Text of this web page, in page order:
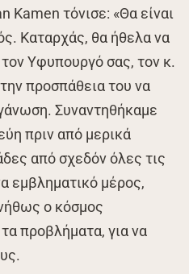
Kamen τόνισε: «Θα είναι
Καταρχάς, θα ήθελα να
Υφυπουργό σας, τον κ.
προσπάθεια του να
Συναντηθήκαμε
πριν από μερικά
από σχεδόν όλες τις
εμβληματικό μέρος,
ο κόσμος
προβλήματα, για να